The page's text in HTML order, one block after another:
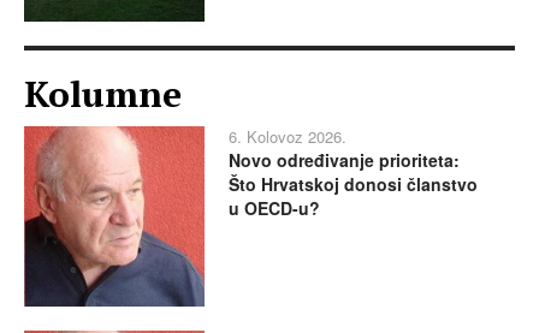
Kolumne
6. Kolovoz 2026.
Novo određivanje prioriteta:
Što Hrvatskoj donosi članstvo
u OECD-u?